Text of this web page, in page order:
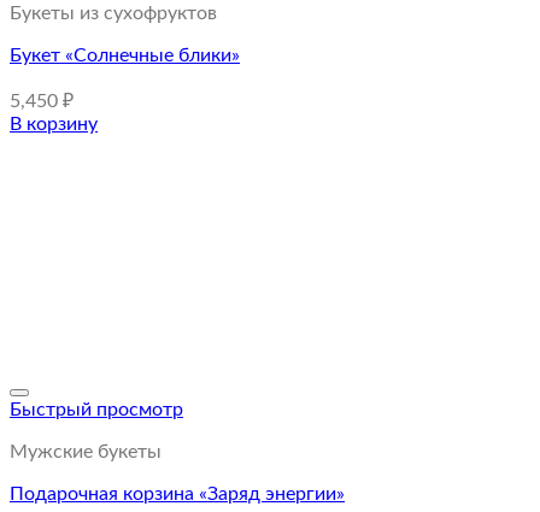
Букеты из сухофруктов
Букет «Солнечные блики»
5,450 ₽
В корзину
Быстрый просмотр
Мужские букеты
Подарочная корзина «Заряд энергии»